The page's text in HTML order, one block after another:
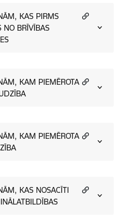
KAS PIRMS
NO BRĪVĪBAS
KAM PIEMĒROTA
KAM PIEMĒROTA
KAS NOSACĪTI